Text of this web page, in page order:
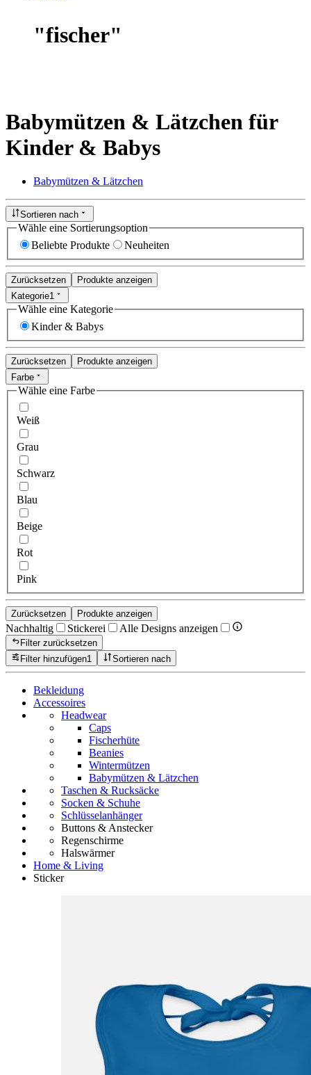
"fischer"
Babymützen & Lätzchen für
Kinder & Babys
Babymützen & Lätzchen
Sortieren nach
Wähle eine Sortierungsoption
Beliebte Produkte
Neuheiten
Zurücksetzen
Produkte anzeigen
Kategorie1
Wähle eine Kategorie
Kinder & Babys
Zurücksetzen
Produkte anzeigen
Farbe
Wähle eine Farbe
Weiß
Grau
Schwarz
Blau
Beige
Rot
Pink
Zurücksetzen Produkte anzeigen
Nachhaltig Stickerei Alle Designs anzeigen
Filter zurücksetzen
Filter hinzufügen1 Sortieren nach
Bekleidung
Accessoires
Headwear
Caps
Fischerhüte
Beanies
Wintermützen
Babymützen & Lätzchen
Taschen & Rucksäcke
Socken & Schuhe
Schlüsselanhänger
Buttons & Anstecker
Regenschirme
Halswärmer
Home & Living
Sticker